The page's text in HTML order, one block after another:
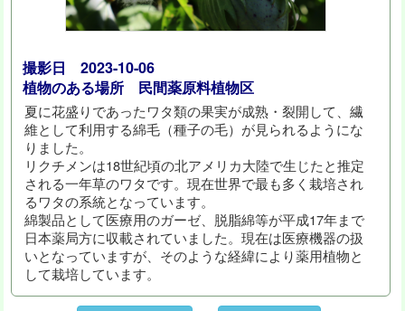
撮影日 2023-10-06
植物のある場所 民間薬原料植物区
夏に花盛りであったワタ類の果実が成熟・裂開して、繊
維として利用する綿毛（種子の毛）が見られるようにな
りました。
リクチメンは18世紀頃の北アメリカ大陸で生じたと推定
される一年草のワタです。現在世界で最も多く栽培され
るワタの系統となっています。
綿製品として医療用のガーゼ、脱脂綿等が平成17年まで
日本薬局方に収載されていました。現在は医療機器の扱
いとなっていますが、そのような経緯により薬用植物と
して栽培しています。